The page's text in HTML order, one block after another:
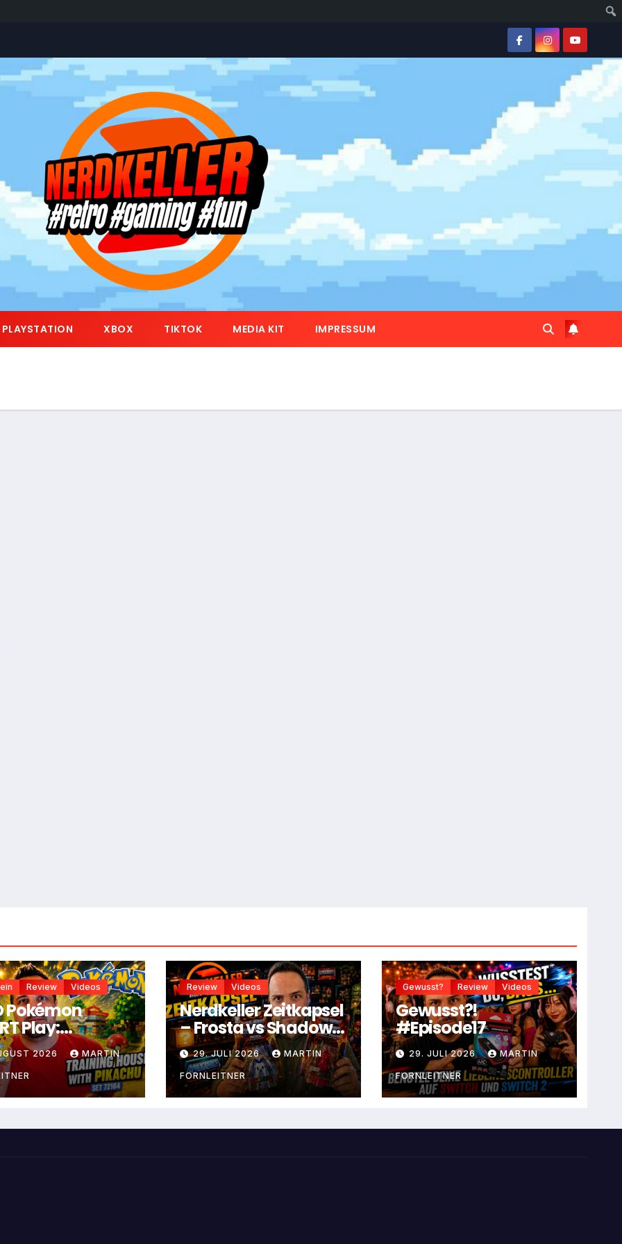
PLAYSTATION XBOX TIKTOK MEDIA KIT IMPRESSUM
Review Videos
Pokémon
Play:
mit
2026 MARTIN
Review Videos
Nerdkeller Zeitkapsel
– Frosta vs Shadow
Weaver
29. JULI 2026 MARTIN
FORNLEITNER
Gewusst? Review Videos
Gewusst?!
#Episode17
29. JULI 2026 MARTIN
FORNLEITNER